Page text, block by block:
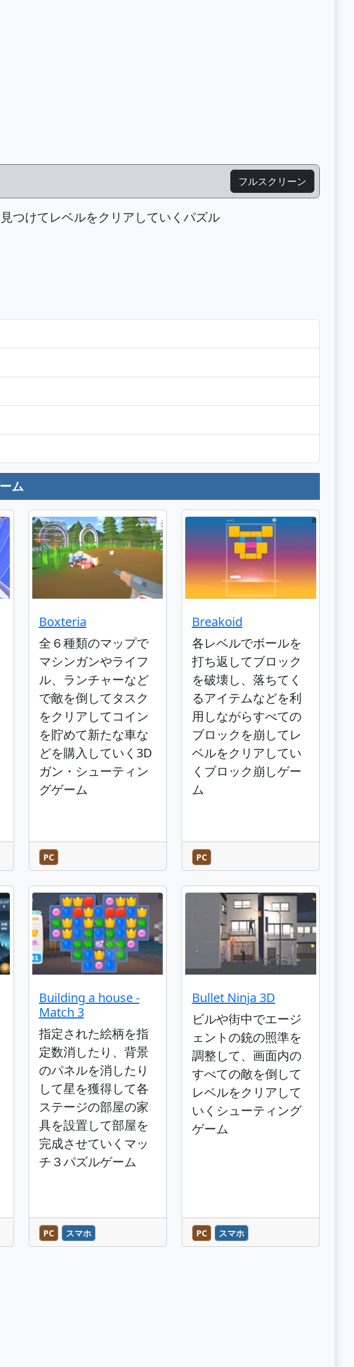
フルスクリーン
つけてレベルをクリアしていくパズル
ム
Boxteria
全６種類のマップで
マシンガンやライフ
ル、ランチャーなど
で敵を倒してタスク
をクリアしてコイン
を貯めて新たな車な
どを購入していく3D
ガン・シューティン
グゲーム
PC
Breakoid
各レベルでボールを
打ち返してブロック
を破壊し、落ちてく
るアイテムなどを利
用しながらすべての
ブロックを崩してレ
ベルをクリアしてい
くブロック崩しゲー
ム
PC
Building a house -
Match 3
指定された絵柄を指
定数消したり、背景
のパネルを消したり
して星を獲得して各
ステージの部屋の家
具を設置して部屋を
完成させていくマッ
チ３パズルゲーム
PC スマホ
Bullet Ninja 3D
ビルや街中でエージ
ェントの銃の照準を
調整して、画面内の
すべての敵を倒して
レベルをクリアして
いくシューティング
ゲーム
PC スマホ